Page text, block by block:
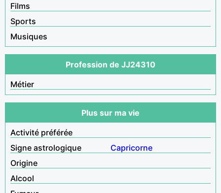
Films
Sports
Musiques
Profession de JJ24310
Métier
Plus sur ma vie
Activité préférée
Signe astrologique
Capricorne
Origine
Alcool